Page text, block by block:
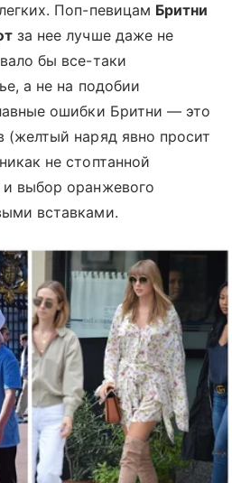
Поп-певицам Бритни
за нее лучше даже не
бы все-таки
а не на подобии
ошибки Бритни — это
(желтый наряд явно просит
не стоптанной
выбор оранжевого
вставками.